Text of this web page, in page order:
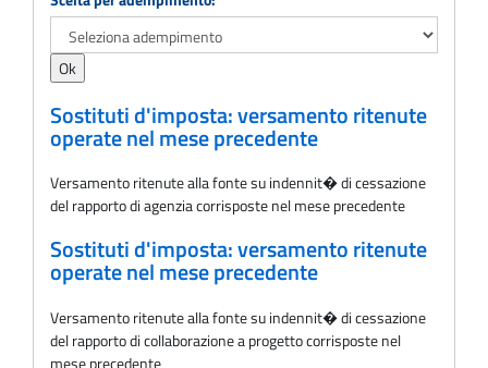
Sostituti d'imposta: versamento ritenute
operate nel mese precedente
Versamento ritenute alla fonte su indennit� di cessazione
del rapporto di agenzia corrisposte nel mese precedente
Sostituti d'imposta: versamento ritenute
operate nel mese precedente
Versamento ritenute alla fonte su indennit� di cessazione
del rapporto di collaborazione a progetto corrisposte nel
mese precedente